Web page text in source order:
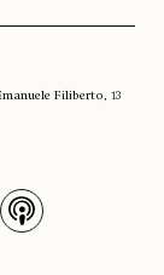
Filiberto, 13